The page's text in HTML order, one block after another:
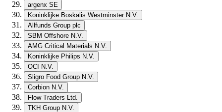
argenx SE
Koninklijke Boskalis Westminster N.V.
Allfunds Group plc
SBM Offshore N.V.
AMG Critical Materials N.V.
Koninklijke Philips N.V.
OCI N.V.
Sligro Food Group N.V.
Corbion N.V.
Flow Traders Ltd.
TKH Group N.V.